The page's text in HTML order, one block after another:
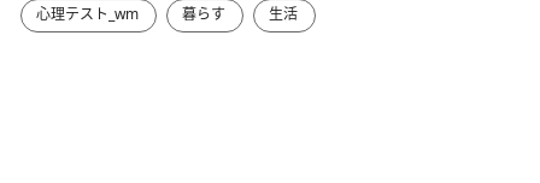
心理テスト_wm 暮らす 生活